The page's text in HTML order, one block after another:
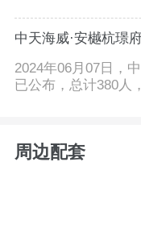
中天海威·安樾杭璟
2024年06月07日，
已公布，总计380人
周边配套